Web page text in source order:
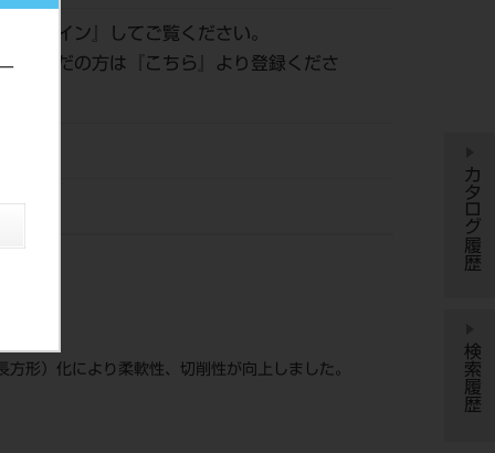
ログイン 』してご覧ください。
がまだの方は『
こちら 』より登録くださ
形）化により柔軟性、切削性が向上しました。
カタログ履歴
検索履歴